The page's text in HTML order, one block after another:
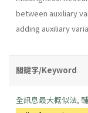
between auxiliary
adding auxiliary
關鍵字/Keyword
全訊息最大概似法,